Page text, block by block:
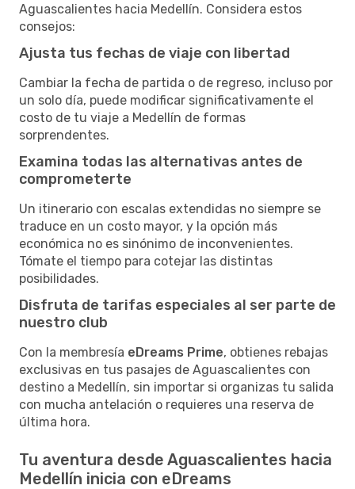
Aguascalientes hacia Medellín. Considera estos
consejos:
Ajusta tus fechas de viaje con libertad
Cambiar la fecha de partida o de regreso, incluso por
un solo día, puede modificar significativamente el
costo de tu viaje a Medellín de formas
sorprendentes.
Examina todas las alternativas antes de
comprometerte
Un itinerario con escalas extendidas no siempre se
traduce en un costo mayor, y la opción más
económica no es sinónimo de inconvenientes.
Tómate el tiempo para cotejar las distintas
posibilidades.
Disfruta de tarifas especiales al ser parte de
nuestro club
Con la membresía eDreams Prime, obtienes rebajas
exclusivas en tus pasajes de Aguascalientes con
destino a Medellín, sin importar si organizas tu salida
con mucha antelación o requieres una reserva de
última hora.
Tu aventura desde Aguascalientes hacia
Medellín inicia con eDreams